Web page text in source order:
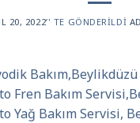
20, 2022’' TE GÖNDERILDI
Fren Bakım
Yağ Bakım Servisi,